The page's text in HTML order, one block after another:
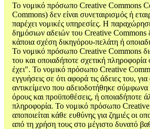
Το νομικό πρόσωπο Creative Commons
Commons) δεν είναι συνεταιρισμός ή
παρέχει νομικές υπηρεσίες. Η
δημόσιων αδειών του Creative Commons
κάποια σχέση δικηγόρου-πελάτη ή
Το νομικό πρόσωπο Creative Commons
του και οποιαδήποτε σχετική
έχει". Το νομικό πρόσωπο Creative
εγγυήσεις σε ότι αφορά τις άδειες του,
αντικείμενο που αδειοδοτήθηκε σύμφωνα
όρους και προϋποθέσεις, ή οποιαδήποτε
πληροφορία. Το νομικό πρόσωπο
αποποιείται κάθε ευθύνης για ζημιές οι
από τη χρήση τους στο μέγιστο δυνατό